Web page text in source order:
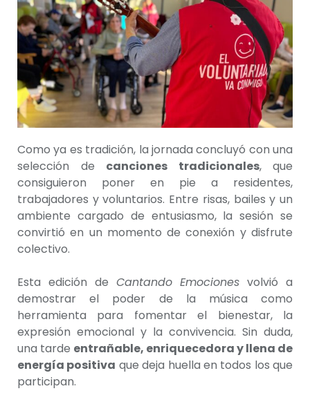
Como ya es tradición, la jornada concluyó con una
selección de canciones tradicionales, que
consiguieron poner en pie a residentes,
trabajadores y voluntarios. Entre risas, bailes y un
ambiente cargado de entusiasmo, la sesión se
convirtió en un momento de conexión y disfrute
colectivo.
Esta edición de Cantando Emociones volvió a
demostrar el poder de la música como
herramienta para fomentar el bienestar, la
expresión emocional y la convivencia. Sin duda,
una tarde entrañable, enriquecedora y llena de
energía positiva que deja huella en todos los que
participan.